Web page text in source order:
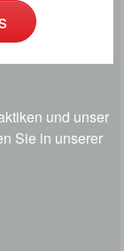
und unser
Sie in unserer